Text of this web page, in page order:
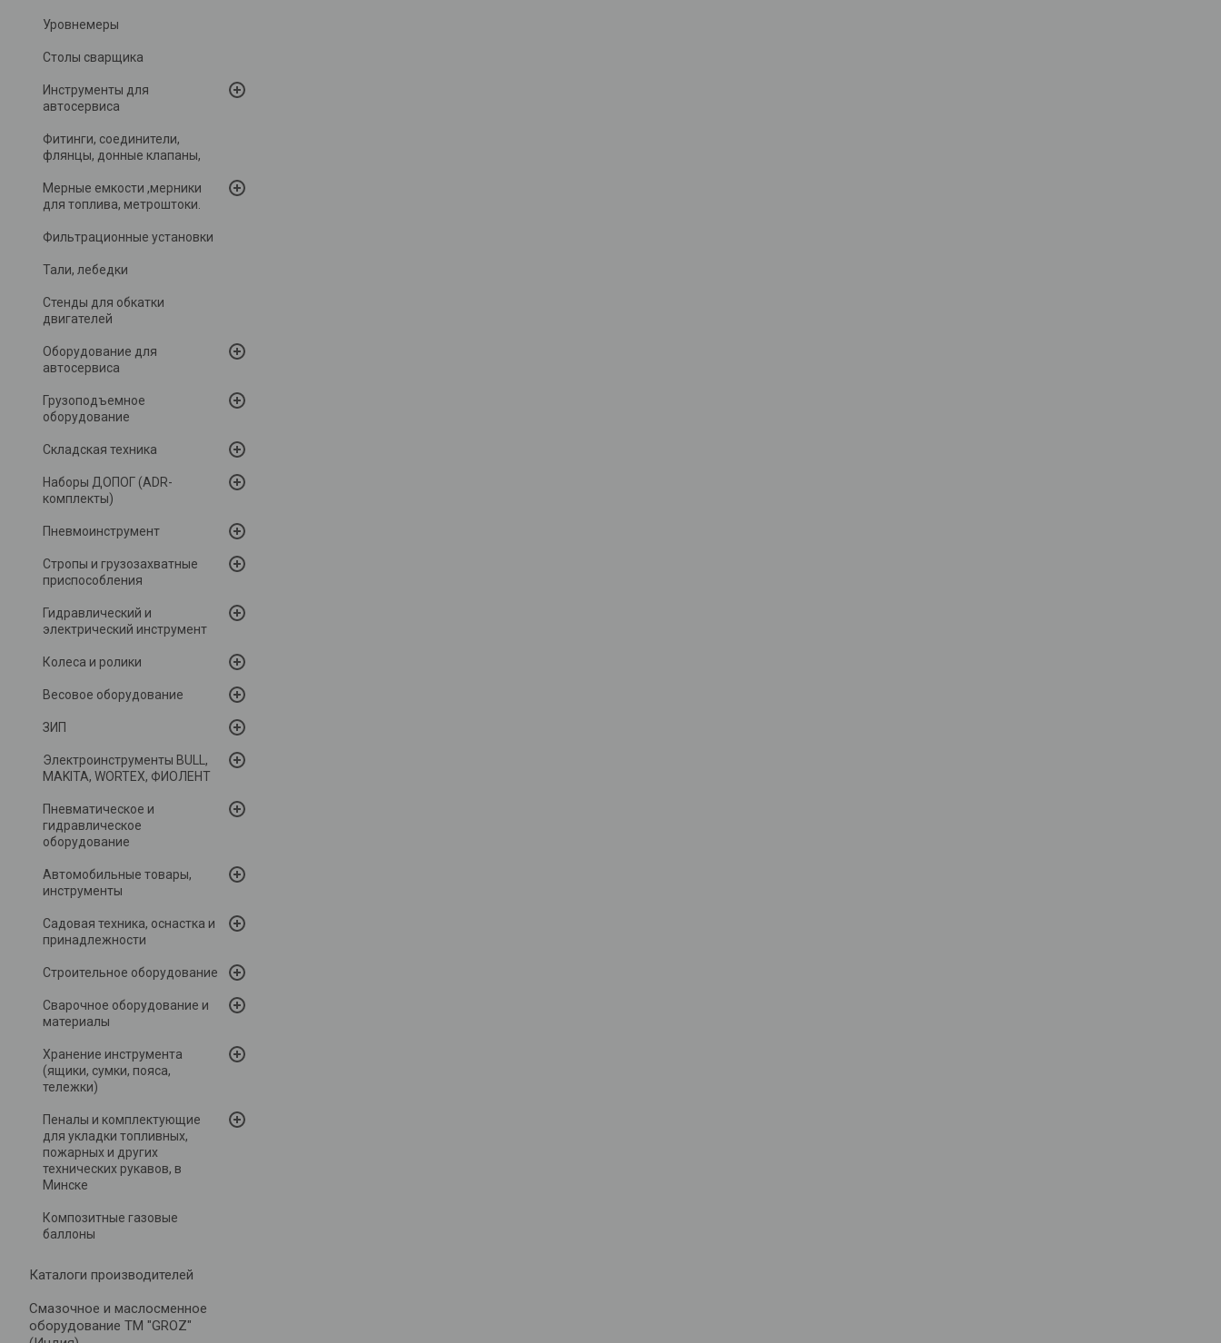
Уровнемеры
Столы сварщика
Инструменты для
автосервиса
Фитинги, соединители,
флянцы, донные клапаны,
Мерные емкости ,мерники
для топлива, метроштоки.
Фильтрационные установки
Тали, лебедки
Стенды для обкатки
двигателей
Оборудование для
автосервиса
Грузоподъемное
оборудование
Складская техника
Наборы ДОПОГ (ADR-
комплекты)
Пневмоинструмент
Стропы и грузозахватные
приспособления
Гидравлический и
электрический инструмент
Колеса и ролики
Весовое оборудование
ЗИП
Электроинструменты BULL,
MAKITA, WORTEX, ФИОЛЕНТ
Пневматическое и
гидравлическое
оборудование
Автомобильные товары,
инструменты
Садовая техника, оснастка и
принадлежности
Строительное оборудование
Сварочное оборудование и
материалы
Хранение инструмента
(ящики, сумки, пояса,
тележки)
Пеналы и комплектующие
для укладки топливных,
пожарных и других
технических рукавов, в
Минске
Композитные газовые
баллоны
Каталоги производителей
Cмазочное и маслосменное
оборудование ТМ "GROZ"